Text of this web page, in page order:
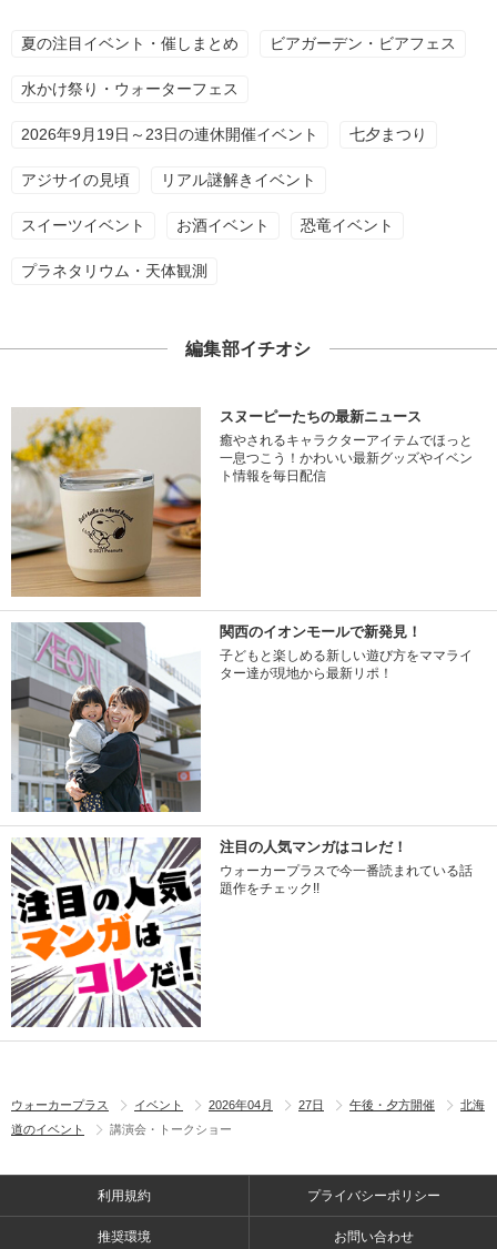
夏の注目イベント・催しまとめ ビアガーデン・ビアフェス
水かけ祭り・ウォーターフェス
2026年9月19日～23日の連休開催イベント 七夕まつり
アジサイの見頃 リアル謎解きイベント
スイーツイベント お酒イベント 恐竜イベント
プラネタリウム・天体観測
編集部イチオシ
スヌーピーたちの最新ニュース
癒やされるキャラクターアイテムでほっと
一息つこう！かわいい最新グッズやイベン
ト情報を毎日配信
関西のイオンモールで新発見！
子どもと楽しめる新しい遊び方をママライ
ター達が現地から最新リポ！
注目の人気マンガはコレだ！
ウォーカープラスで今一番読まれている話
題作をチェック!!
ウォーカープラス イベント 2026年04月 27日 午後・夕方開催
北海
道のイベント
講演会・トークショー
利用規約 プライバシーポリシー
推奨環境 お問い合わせ